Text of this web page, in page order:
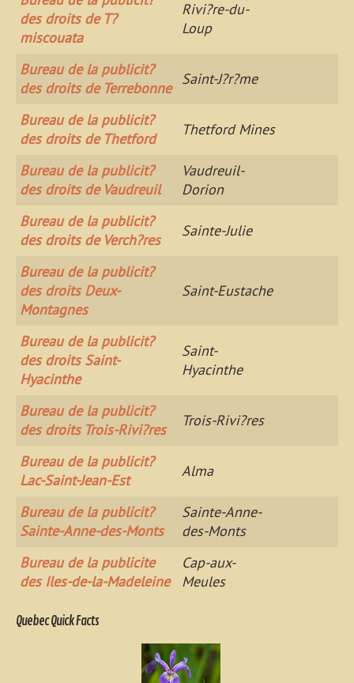
des droits de T?
miscouata
Rivi?re-du-
Loup
Bureau de la publicit?
des droits de Terrebonne
Saint-J?r?me
Bureau de la publicit?
des droits de Thetford
Thetford Mines
Bureau de la publicit?
des droits de Vaudreuil
Vaudreuil-
Dorion
Bureau de la publicit?
des droits de Verch?res
Sainte-Julie
Bureau de la publicit?
des droits Deux-
Montagnes
Saint-Eustache
Bureau de la publicit?
des droits Saint-
Hyacinthe
Saint-
Hyacinthe
Bureau de la publicit?
des droits Trois-Rivi?res
Trois-Rivi?res
Bureau de la publicit?
Lac-Saint-Jean-Est
Alma
Bureau de la publicit?
Sainte-Anne-des-Monts
Sainte-Anne-
des-Monts
Bureau de la publicite
des Iles-de-la-Madeleine
Cap-aux-
Meules
Quebec Quick Facts